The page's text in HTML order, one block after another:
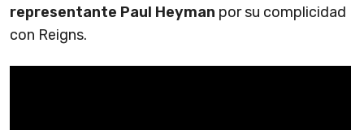
representante Paul Heyman por su complicidad
con Reigns.